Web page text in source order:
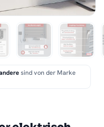
sind von der Marke